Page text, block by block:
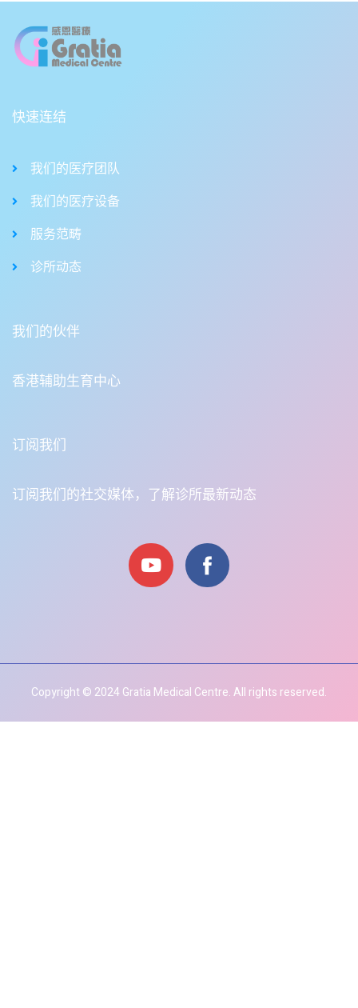
快速连结
我们的医疗团队
我们的医疗设备
服务范畴
诊所动态
我们的伙伴
香港辅助生育中心
订阅我们
订阅我们的社交媒体，了解诊所最新动态
Copyright © 2024 Gratia Medical Centre. All rights reserved.